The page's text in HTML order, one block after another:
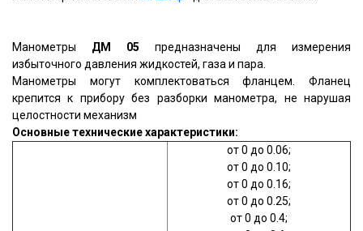
Манометры ДМ 05 предназначены для измерения
избыточного давления жидкостей, газа и пара.
Манометры могут комплектоваться фланцем. Фланец
крепится к прибору без разборки манометра, не нарушая
целостности механизм
Основные технические характеристики:
от 0 до 0.06;
от 0 до 0.10;
от 0 до 0.16;
от 0 до 0.25;
от 0 до 0.4;